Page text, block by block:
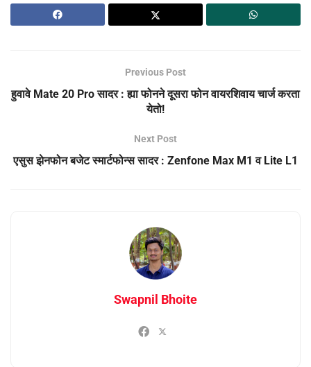
Previous Post
हुवावे Mate 20 Pro सादर : ह्या फोनने दूसरा फोन वायरशिवाय चार्ज करता
येतो!
Next Post
एसुस झेनफोन बजेट स्मार्टफोन्स सादर : Zenfone Max M1 व Lite L1
Swapnil Bhoite